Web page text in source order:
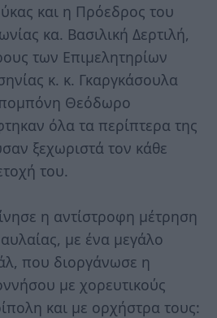
και η Πρόεδρος του
κα. Βασιλική Δερτιλή,
των Επιμελητηρίων
κ. κ. Γκαργκάσουλα
Θεόδωρο
όλα τα περίπτερα της
ξεχωριστά τον κάθε
του.
η αντίστροφη μέτρηση
με ένα μεγάλο
που διοργάνωσε η
με χορευτικούς
και με ορχήστρα τους: